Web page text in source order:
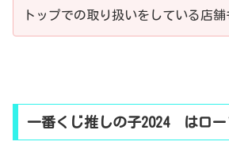
トップでの取り扱いをしている店舗
一番くじ推しの子2024 はロー